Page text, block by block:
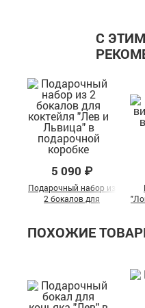
С
5 090 ₽
Подарочный набор из
2 бокалов для
подарочной коробке
ПОХОЖИЕ